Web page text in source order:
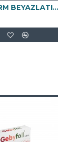
SHİNA DERM BEYAZLATICI KREM 100ML